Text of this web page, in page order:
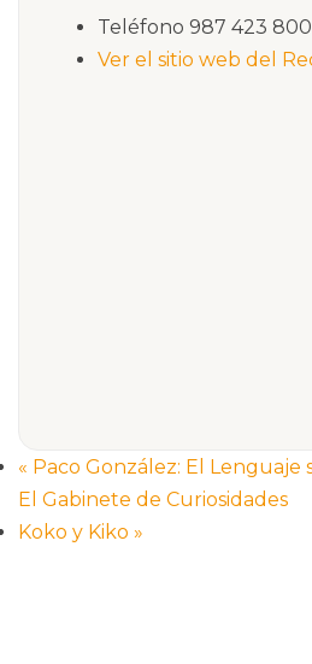
Teléfono 987 423 800
Ver el sitio web del
« Paco González: El Lenguaje
El Gabinete de Curiosidades
Koko y Kiko »